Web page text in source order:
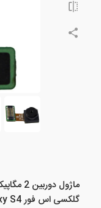
ماژول
گلکسی اس فور Samsung GT-I9505 Galaxy S4